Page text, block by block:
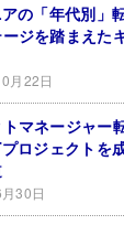
の「年代別」
ジを踏まえた
月22日
マネージャー
ロジェクトを
30日